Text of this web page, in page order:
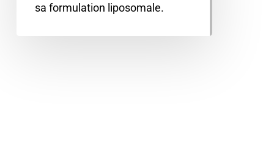
sa formulation liposomale.